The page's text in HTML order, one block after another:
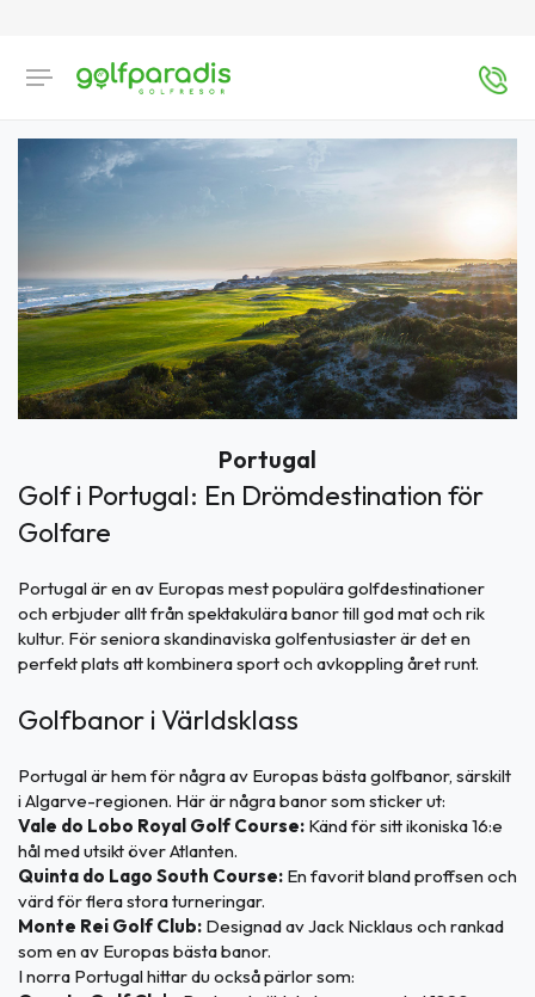
Portugal
Golf i Portugal: En Drömdestination för
Golfare
Portugal är en av Europas mest populära golfdestinationer
och erbjuder allt från spektakulära banor till god mat och rik
kultur. För seniora skandinaviska golfentusiaster är det en
perfekt plats att kombinera sport och avkoppling året runt.
Golfbanor i Världsklass
Portugal är hem för några av Europas bästa golfbanor, särskilt
i Algarve-regionen. Här är några banor som sticker ut:
Vale do Lobo Royal Golf Course: Känd för sitt ikoniska 16:e
hål med utsikt över Atlanten.
Quinta do Lago South Course: En favorit bland proffsen och
värd för flera stora turneringar.
Monte Rei Golf Club: Designad av Jack Nicklaus och rankad
som en av Europas bästa banor.
I norra Portugal hittar du också pärlor som: